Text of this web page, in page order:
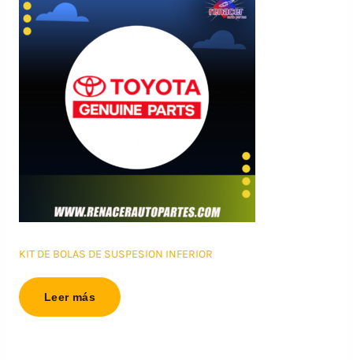
KIT DE BOLAS DE SUSPESION INFERIOR
Leer más